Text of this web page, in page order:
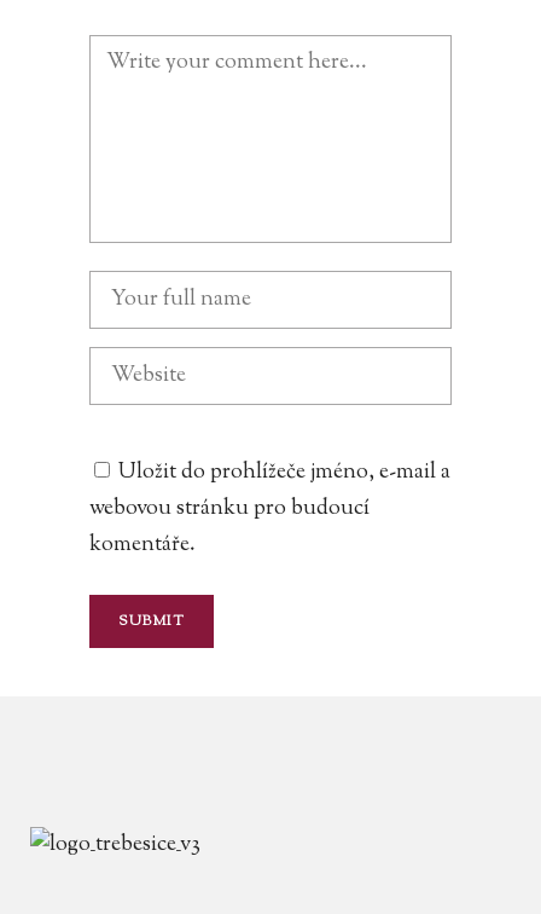
Uložit do prohlížeče jméno, e-mail a
webovou stránku pro budoucí
komentáře.